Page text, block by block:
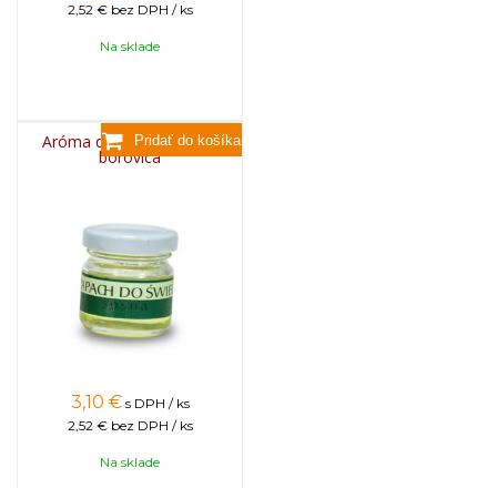
2,52 € bez DPH / ks
Na sklade
Aróma do sviečok, 25g -
borovica
3,10 € s DPH / ks
2,52 € bez DPH / ks
Na sklade